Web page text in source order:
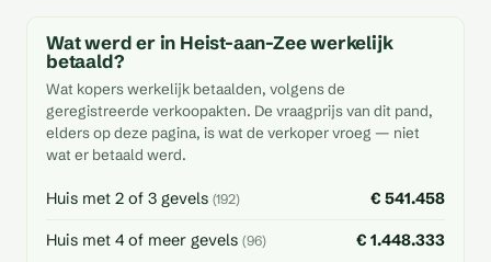
Wat werd er in Heist-aan-Zee werkelijk
betaald?
Wat kopers werkelijk betaalden, volgens de
geregistreerde verkoopakten. De vraagprijs van dit pand,
elders op deze pagina, is wat de verkoper vroeg — niet
wat er betaald werd.
Huis met 2 of 3 gevels (192) € 541.458
Huis met 4 of meer gevels (96) € 1.448.333